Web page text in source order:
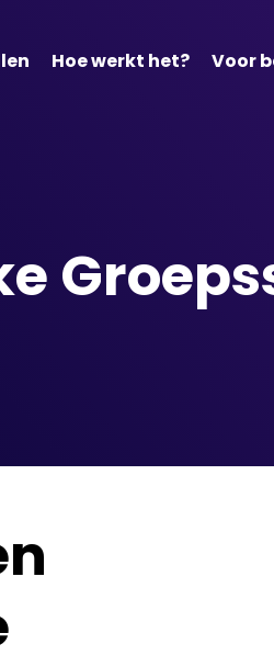
Hoe werkt het? Voor